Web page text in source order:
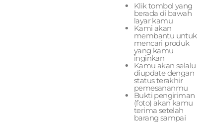
Klik tombol yang
berada di bawah
layar kamu
Kami akan
membantu untuk
mencari produk
yang kamu
inginkan
Kamu akan selalu
diupdate dengan
status terakhir
pemesananmu
Bukti pengiriman
(foto) akan kamu
terima setelah
barang sampai